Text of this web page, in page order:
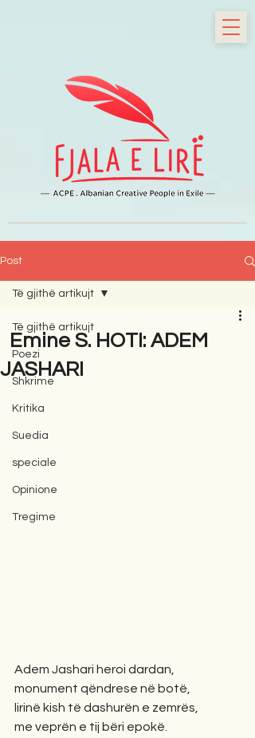
Post
Të gjithë artikujt
Poezi
Shkrime
Kritika
Suedia
speciale
Opinione
Tregime
Të gjithë artikujt
Emine S. HOTI: ADEM
JASHARI
Adem Jashari heroi dardan,
monument qëndrese në botë,
lirinë kish të dashurën e zemrës,
me veprën e tij bëri epokë.